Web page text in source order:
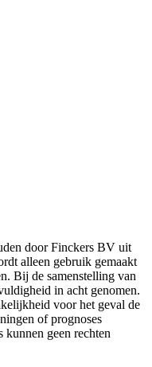
door Finckers BV uit
alleen gebruik gemaakt
Bij de samenstelling van
in acht genomen.
voor het geval de
of prognoses
kunnen geen rechten